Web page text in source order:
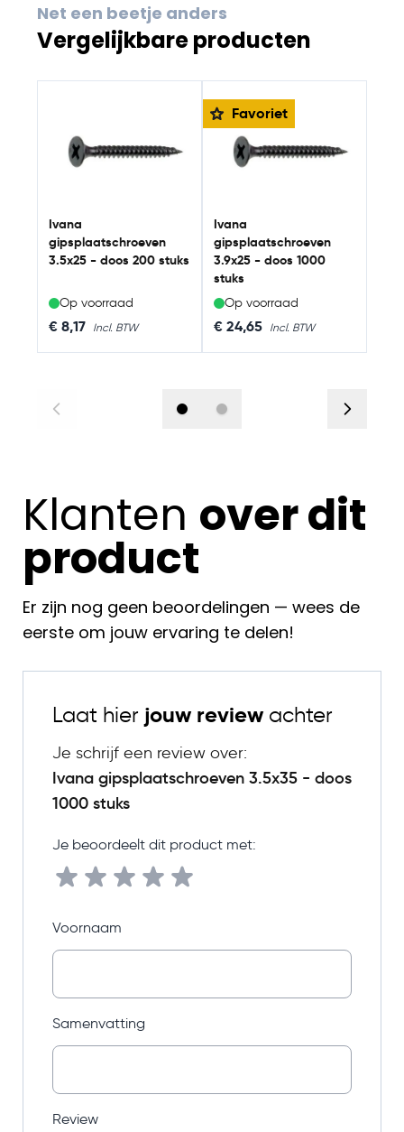
Net een beetje anders
Vergelijkbare producten
Navigating through the elements of the carousel is
Press to skip carousel
Press to go to carousel navigation
Ivana
gipsplaatschroeven
3.5x25 - doos 200 stuks
Op voorraad
€ 8,17
Favoriet
Ivana
gipsplaatschroeven
3.9x25 - doos 1000
stuks
Op voorraad
€ 24,65
Klanten over dit
product
Er zijn nog geen beoordelingen — wees de
eerste om jouw ervaring te delen!
Laat hier jouw review achter
Je schrijf een review over:
Ivana gipsplaatschroeven 3.5x35 - doos
1000 stuks
Je beoordeelt dit product met:
Voornaam
Samenvatting
Review